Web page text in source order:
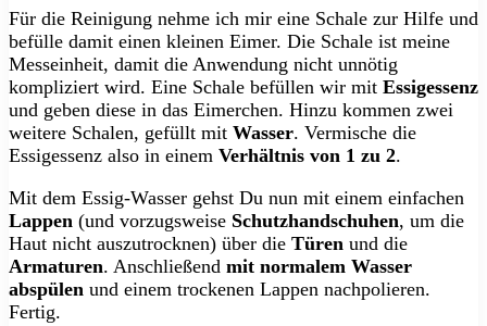
Für die Reinigung nehme ich mir eine Schale zur Hilfe und
befülle damit einen kleinen Eimer. Die Schale ist meine
Messeinheit, damit die Anwendung nicht unnötig
kompliziert wird. Eine Schale befüllen wir mit Essigessenz
und geben diese in das Eimerchen. Hinzu kommen zwei
weitere Schalen, gefüllt mit Wasser. Vermische die
Essigessenz also in einem Verhältnis von 1 zu 2.
Mit dem Essig-Wasser gehst Du nun mit einem einfachen
Lappen (und vorzugsweise Schutzhandschuhen, um die
Haut nicht auszutrocknen) über die Türen und die
Armaturen. Anschließend mit normalem Wasser
abspülen und einem trockenen Lappen nachpolieren.
Fertig.